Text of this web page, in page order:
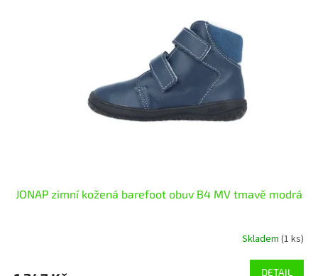
JONAP zimní kožená barefoot obuv B4 MV tmavě modrá
Skladem (1 ks)
DETAIL